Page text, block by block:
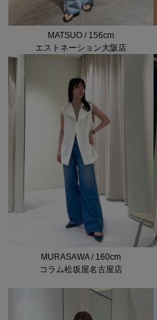
MATSUO / 156cm
エストネーション大阪店
MURASAWA / 160cm
コラム松坂屋名古屋店